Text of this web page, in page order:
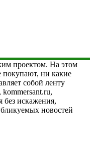
проектом. На этом
покупают, ни какие
собой ленту
kommersant.ru,
без искажения,
новостей